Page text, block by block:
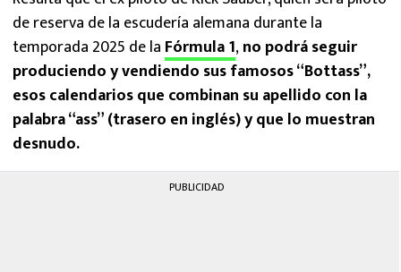
de reserva de la escudería alemana durante la
temporada 2025 de la Fórmula 1,no podrá seguir
produciendo y vendiendo sus famosos “Bottass”,
esos calendarios que combinan su apellido con la
palabra “ass” (trasero en inglés) y que lo muestran
desnudo.
PUBLICIDAD